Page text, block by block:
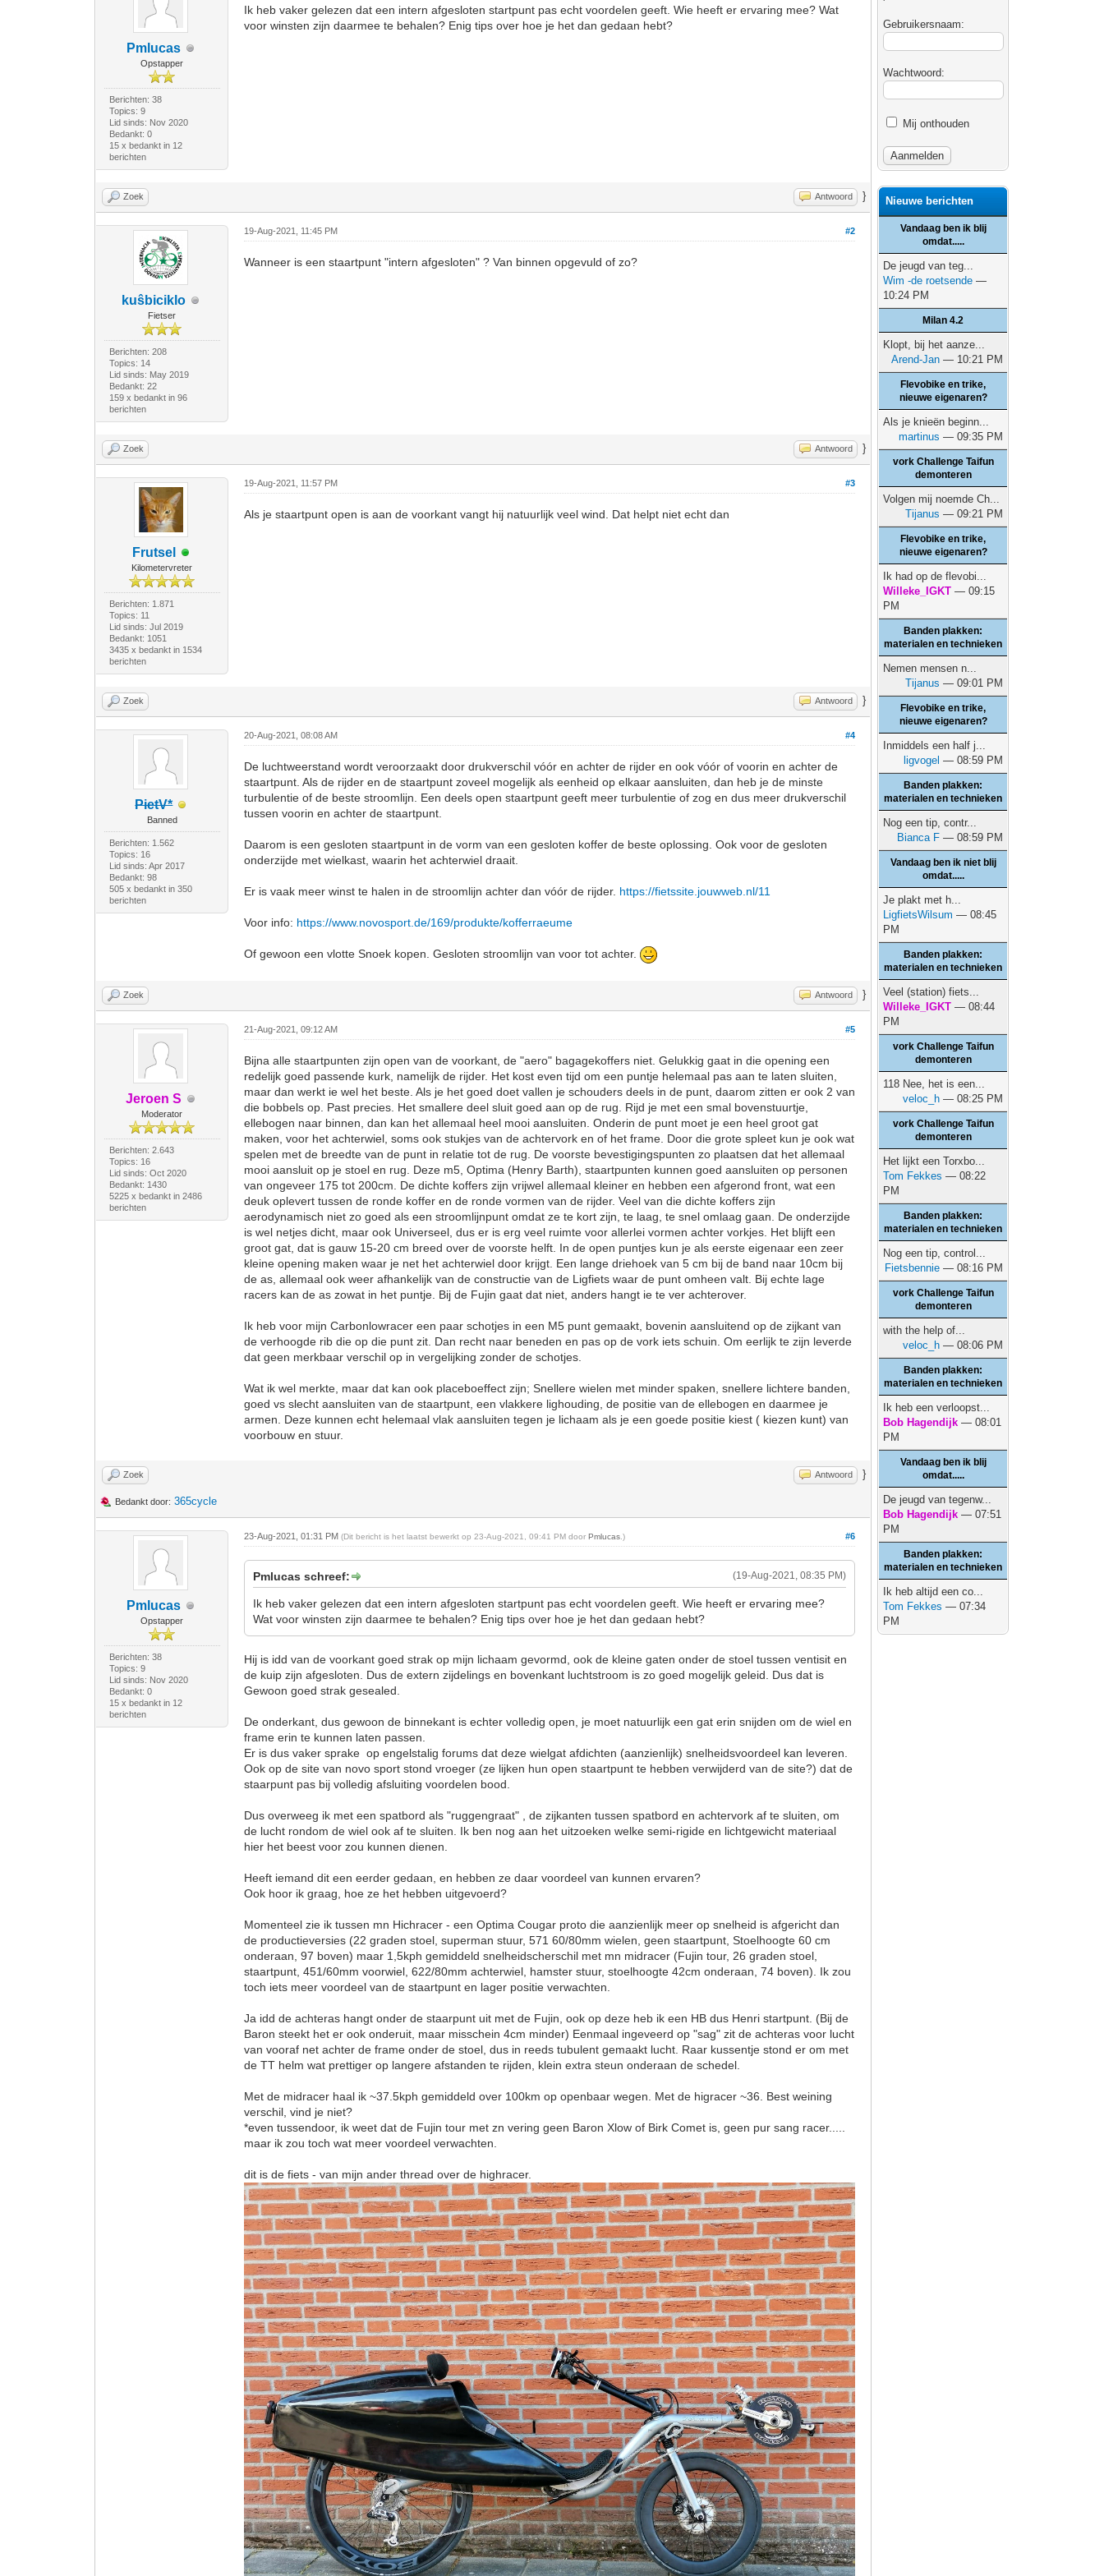
Pmlucas
Opstapper
Berichten: 38
Topics: 9
Lid sinds: Nov 2020
Bedankt: 0
15 x bedankt in 12
berichten
Ik heb vaker gelezen dat een intern afgesloten startpunt pas echt voordelen geeft. Wie heeft er ervaring mee? Wat
voor winsten zijn daarmee te behalen? Enig tips over hoe je het dan gedaan hebt?
Zoek Antwoord }
kuŝbiciklo
Fietser
Berichten: 208
Topics: 14
Lid sinds: May 2019
Bedankt: 22
159 x bedankt in 96
berichten
#2
19-Aug-2021, 11:45 PM
Wanneer is een staartpunt "intern afgesloten" ? Van binnen opgevuld of zo?
Zoek Antwoord }
Frutsel
Kilometervreter
Berichten: 1.871
Topics: 11
Lid sinds: Jul 2019
Bedankt: 1051
3435 x bedankt in 1534
berichten
#3
19-Aug-2021, 11:57 PM
Als je staartpunt open is aan de voorkant vangt hij natuurlijk veel wind. Dat helpt niet echt dan
Zoek Antwoord }
PietV*
Banned
Berichten: 1.562
Topics: 16
Lid sinds: Apr 2017
Bedankt: 98
505 x bedankt in 350
berichten
#4
20-Aug-2021, 08:08 AM
De luchtweerstand wordt veroorzaakt door drukverschil vóór en achter de rijder en ook vóór of voorin en achter de
staartpunt. Als de rijder en de staartpunt zoveel mogelijk als eenheid op elkaar aansluiten, dan heb je de minste
turbulentie of de beste stroomlijn. Een deels open staartpunt geeft meer turbulentie of zog en dus meer drukverschil
tussen voorin en achter de staartpunt.
Daarom is een gesloten staartpunt in de vorm van een gesloten koffer de beste oplossing. Ook voor de gesloten
onderzijde met wielkast, waarin het achterwiel draait.
Er is vaak meer winst te halen in de stroomlijn achter dan vóór de rijder. https://fietssite.jouwweb.nl/11
Voor info: https://www.novosport.de/169/produkte/kofferraeume
Of gewoon een vlotte Snoek kopen. Gesloten stroomlijn van voor tot achter.
Zoek Antwoord }
Jeroen S
Moderator
Berichten: 2.643
Topics: 16
Lid sinds: Oct 2020
Bedankt: 1430
5225 x bedankt in 2486
berichten
#5
21-Aug-2021, 09:12 AM
Bijna alle staartpunten zijn open van de voorkant, de "aero" bagagekoffers niet. Gelukkig gaat in die opening een
redelijk goed passende kurk, namelijk de rijder. Het kost even tijd om een puntje helemaal pas aan te laten sluiten,
maar dan werkt ie wel het beste. Als je het goed doet vallen je schouders deels in de punt, daarom zitten er ook 2 van
die bobbels op. Past precies. Het smallere deel sluit goed aan op de rug. Rijd je met een smal bovenstuurtje,
ellebogen naar binnen, dan kan het allemaal heel mooi aansluiten. Onderin de punt moet je een heel groot gat
maken, voor het achterwiel, soms ook stukjes van de achtervork en of het frame. Door die grote spleet kun je ook wat
spelen met de breedte van de punt in relatie tot de rug. De voorste bevestigingspunten zo plaatsen dat het allemaal
mooi aansluit op je stoel en rug. Deze m5, Optima (Henry Barth), staartpunten kunnen goed aansluiten op personen
van ongeveer 175 tot 200cm. De dichte koffers zijn vrijwel allemaal kleiner en hebben een afgerond front, wat een
deuk oplevert tussen de ronde koffer en de ronde vormen van de rijder. Veel van die dichte koffers zijn
aerodynamisch niet zo goed als een stroomlijnpunt omdat ze te kort zijn, te laag, te snel omlaag gaan. De onderzijde
is wel netjes dicht, maar ook Universeel, dus er is erg veel ruimte voor allerlei vormen achter vorkjes. Het blijft een
groot gat, dat is gauw 15-20 cm breed over de voorste helft. In de open puntjes kun je als eerste eigenaar een zeer
kleine opening maken waar je net het achterwiel door krijgt. Een lange driehoek van 5 cm bij de band naar 10cm bij
de as, allemaal ook weer afhankelijk van de constructie van de Ligfiets waar de punt omheen valt. Bij echte lage
racers kan de as zowat in het puntje. Bij de Fujin gaat dat niet, anders hangt ie te ver achterover.
Ik heb voor mijn Carbonlowracer een paar schotjes in een M5 punt gemaakt, bovenin aansluitend op de zijkant van
de verhoogde rib die op die punt zit. Dan recht naar beneden en pas op de vork iets schuin. Om eerlijk te zijn leverde
dat geen merkbaar verschil op in vergelijking zonder de schotjes.
Wat ik wel merkte, maar dat kan ook placeboeffect zijn; Snellere wielen met minder spaken, snellere lichtere banden,
goed vs slecht aansluiten van de staartpunt, een vlakkere lighouding, de positie van de ellebogen en daarmee je
armen. Deze kunnen echt helemaal vlak aansluiten tegen je lichaam als je een goede positie kiest ( kiezen kunt) van
voorbouw en stuur.
Zoek Antwoord }
Bedankt door: 365cycle
Pmlucas
Opstapper
Berichten: 38
Topics: 9
Lid sinds: Nov 2020
Bedankt: 0
15 x bedankt in 12
berichten
#6
23-Aug-2021, 01:31 PM(Dit bericht is het laatst bewerkt op 23-Aug-2021, 09:41 PM doorPmlucas .)
(19-Aug-2021, 08:35 PM)
Pmlucas schreef:
Ik heb vaker gelezen dat een intern afgesloten startpunt pas echt voordelen geeft. Wie heeft er ervaring mee?
Wat voor winsten zijn daarmee te behalen? Enig tips over hoe je het dan gedaan hebt?
Hij is idd van de voorkant goed strak op mijn lichaam gevormd, ook de kleine gaten onder de stoel tussen ventisit en
de kuip zijn afgesloten. Dus de extern zijdelings en bovenkant luchtstroom is zo goed mogelijk geleid. Dus dat is
Gewoon goed strak gesealed.
De onderkant, dus gewoon de binnekant is echter volledig open, je moet natuurlijk een gat erin snijden om de wiel en
frame erin te kunnen laten passen.
Er is dus vaker sprake op engelstalig forums dat deze wielgat afdichten (aanzienlijk) snelheidsvoordeel kan leveren.
Ook op de site van novo sport stond vroeger (ze lijken hun open staartpunt te hebben verwijderd van de site?) dat de
staarpunt pas bij volledig afsluiting voordelen bood.
Dus overweeg ik met een spatbord als "ruggengraat" , de zijkanten tussen spatbord en achtervork af te sluiten, om
de lucht rondom de wiel ook af te sluiten. Ik ben nog aan het uitzoeken welke semi-rigide en lichtgewicht materiaal
hier het beest voor zou kunnen dienen.
Heeft iemand dit een eerder gedaan, en hebben ze daar voordeel van kunnen ervaren?
Ook hoor ik graag, hoe ze het hebben uitgevoerd?
Momenteel zie ik tussen mn Hichracer - een Optima Cougar proto die aanzienlijk meer op snelheid is afgericht dan
de productieversies (22 graden stoel, superman stuur, 571 60/80mm wielen, geen staartpunt, Stoelhoogte 60 cm
onderaan, 97 boven) maar 1,5kph gemiddeld snelheidscherschil met mn midracer (Fujin tour, 26 graden stoel,
staartpunt, 451/60mm voorwiel, 622/80mm achterwiel, hamster stuur, stoelhoogte 42cm onderaan, 74 boven). Ik zou
toch iets meer voordeel van de staartpunt en lager positie verwachten.
Ja idd de achteras hangt onder de staarpunt uit met de Fujin, ook op deze heb ik een HB dus Henri startpunt. (Bij de
Baron steekt het er ook onderuit, maar misschein 4cm minder) Eenmaal ingeveerd op "sag" zit de achteras voor lucht
van vooraf net achter de frame onder de stoel, dus in reeds tubulent gemaakt lucht. Raar kussentje stond er om met
de TT helm wat prettiger op langere afstanden te rijden, klein extra steun onderaan de schedel.
Met de midracer haal ik ~37.5kph gemiddeld over 100km op openbaar wegen. Met de higracer ~36. Best weining
verschil, vind je niet?
*even tussendoor, ik weet dat de Fujin tour met zn vering geen Baron Xlow of Birk Comet is, geen pur sang racer.....
maar ik zou toch wat meer voordeel verwachten.
dit is de fiets - van mijn ander thread over de highracer.
Gebruikersnaam:
Wachtwoord:
Mij onthouden
Nieuwe berichten
Vandaag ben ik blij
omdat.....
De jeugd van teg...
Wim -de roetsende —
10:24 PM
Milan 4.2
Klopt, bij het aanze...
Arend-Jan — 10:21 PM
Flevobike en trike,
nieuwe eigenaren?
Als je knieën beginn...
martinus — 09:35 PM
vork Challenge Taifun
demonteren
Volgen mij noemde Ch...
Tijanus — 09:21 PM
Flevobike en trike,
nieuwe eigenaren?
Ik had op de flevobi...
Willeke_IGKT — 09:15
PM
Banden plakken:
materialen en technieken
Nemen mensen n...
Tijanus — 09:01 PM
Flevobike en trike,
nieuwe eigenaren?
Inmiddels een half j...
ligvogel — 08:59 PM
Banden plakken:
materialen en technieken
Nog een tip, contr...
Bianca F — 08:59 PM
Vandaag ben ik niet blij
omdat.....
Je plakt met h...
LigfietsWilsum — 08:45
PM
Banden plakken:
materialen en technieken
Veel (station) fiets...
Willeke_IGKT — 08:44
PM
vork Challenge Taifun
demonteren
118 Nee, het is een...
veloc_h — 08:25 PM
vork Challenge Taifun
demonteren
Het lijkt een Torxbo...
Tom Fekkes — 08:22
PM
Banden plakken:
materialen en technieken
Nog een tip, control...
Fietsbennie — 08:16 PM
vork Challenge Taifun
demonteren
with the help of...
veloc_h — 08:06 PM
Banden plakken:
materialen en technieken
Ik heb een verloopst...
Bob Hagendijk — 08:01
PM
Vandaag ben ik blij
omdat.....
De jeugd van tegenw...
Bob Hagendijk — 07:51
PM
Banden plakken:
materialen en technieken
Ik heb altijd een co...
Tom Fekkes — 07:34
PM